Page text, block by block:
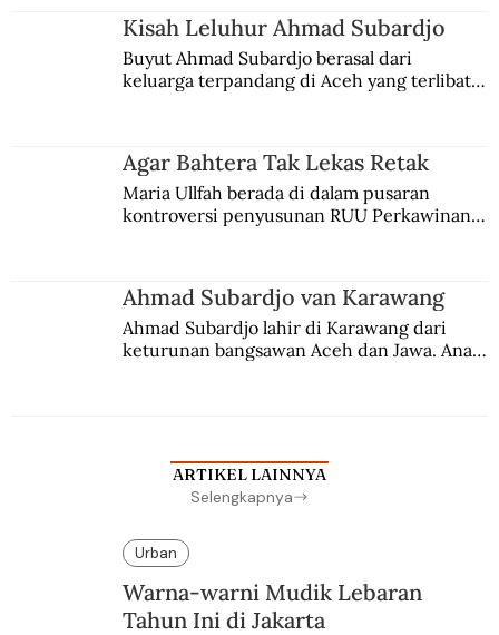
Kisah Leluhur Ahmad Subardjo
Buyut Ahmad Subardjo berasal dari
keluarga terpandang di Aceh yang terlibat
Agar Bahtera Tak Lekas Retak
Maria Ullfah berada di dalam pusaran
kontroversi penyusunan RUU Perkawinan.
Ahmad Subardjo van Karawang
Ahmad Subardjo lahir di Karawang dari
keturunan bangsawan Aceh dan Jawa. Anak
ARTIKEL LAINNYA
Selengkapnya
Urban
Warna-warni Mudik Lebaran
Tahun Ini di Jakarta